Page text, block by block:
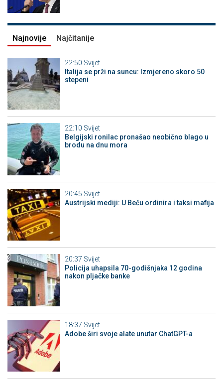
Najnovije Najčitanije
22:50 Svijet
Italija se prži na suncu: Izmjereno skoro 50
stepeni
22:10 Svijet
Belgijski ronilac pronašao neobično blago u
brodu na dnu mora
20:45 Svijet
Austrijski mediji: U Beču ordinira i taksi mafija
20:37 Svijet
Policija uhapsila 70-godišnjaka 12 godina
nakon pljačke banke
18:37 Svijet
Adobe širi svoje alate unutar ChatGPT-a